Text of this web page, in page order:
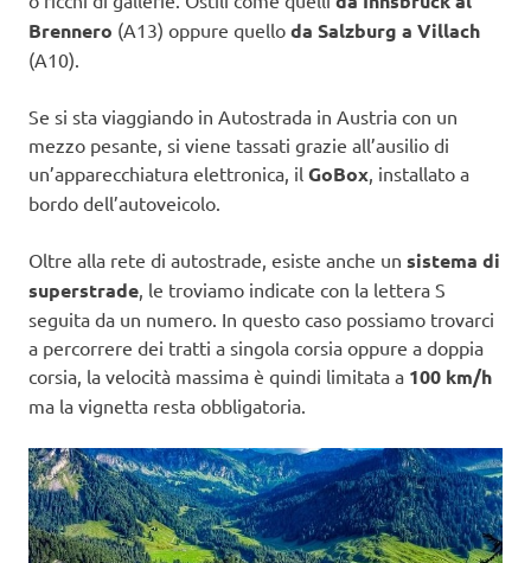
Brennero (A13) oppure quello da Salzburg a Villach
(A10).
Se si sta viaggiando in Autostrada in Austria con un
mezzo pesante, si viene tassati grazie all’ausilio di
un’apparecchiatura elettronica, il GoBox , installato a
bordo dell’autoveicolo.
Oltre alla rete di autostrade, esiste anche un sistema di
superstrade , le troviamo indicate con la lettera S
seguita da un numero. In questo caso possiamo trovarci
a percorrere dei tratti a singola corsia oppure a doppia
corsia, la velocità massima è quindi limitata a 100 km/h
ma la vignetta resta obbligatoria.